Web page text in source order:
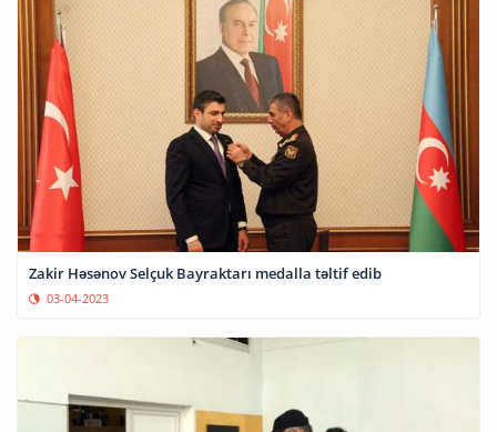
Zakir Həsənov Selçuk Bayraktarı medalla təltif edib
03-04-2023